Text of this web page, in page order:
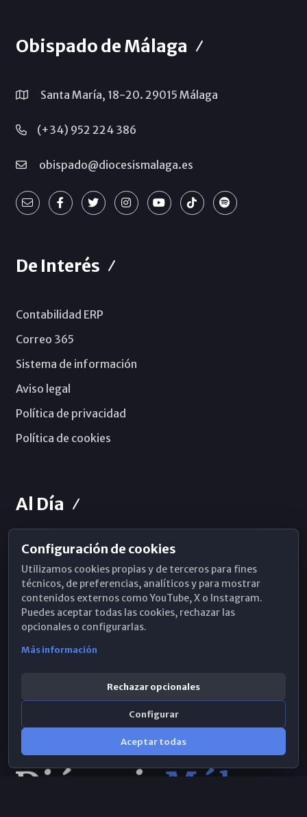
Obispado de Málaga
Santa María, 18-20. 29015 Málaga
(+34) 952 224 386
obispado@diocesismalaga.es
De Interés
Contabilidad ERP
Correo 365
Sistema de información
Aviso legal
Política de privacidad
Política de cookies
Al Día
Horarios de Misa
Hemeroteca
WhatsApp
Configuración de cookies
Utilizamos cookies propias y de terceros para fines
técnicos, de preferencias, analíticos y para mostrar
contenidos externos como YouTube, X o Instagram.
Puedes aceptar todas las cookies, rechazar las
opcionales o configurarlas.
Más información
Rechazar opcionales
Configurar
Aceptar todas